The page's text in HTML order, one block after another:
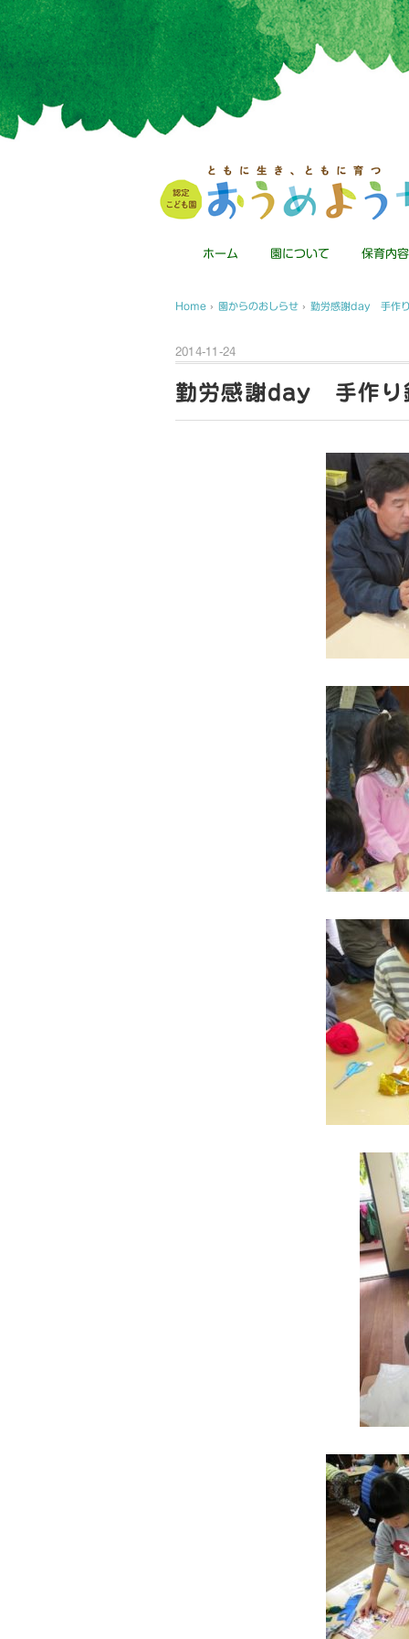
ホーム 園について 保育内容
Home › 園からのおしらせ › 勤労感謝day 手作
2014-11-24
勤労感謝day 手作り